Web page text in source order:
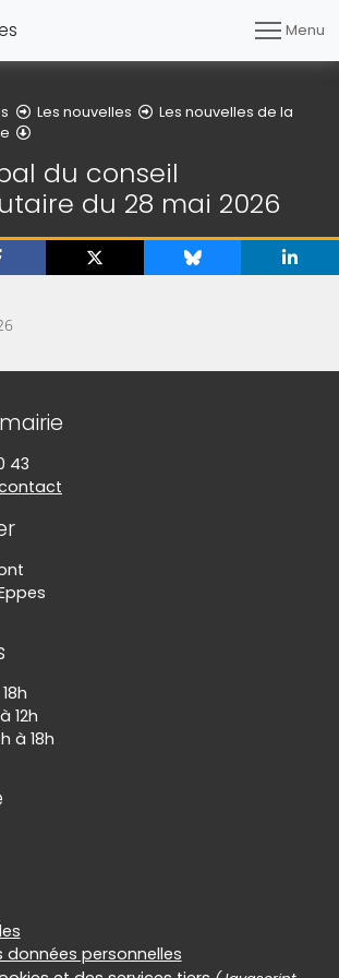
Menu
Les nouvelles
Les nouvelles de la
du conseil
du 28 mai 2026
de contact
43
12h
à 18h
réglementaires
données personnelles